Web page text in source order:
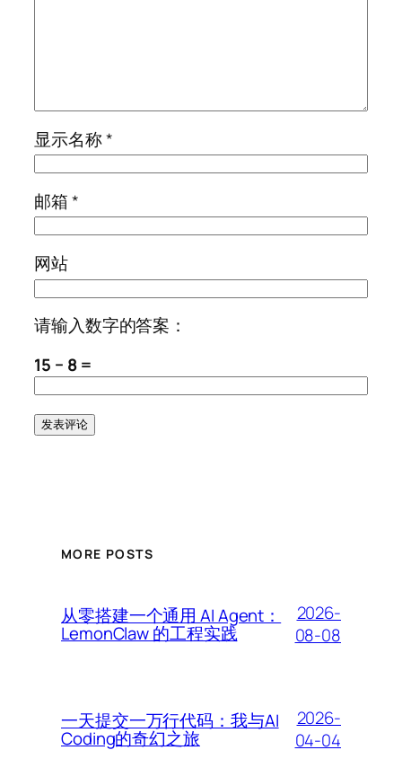
显示名称*
邮箱*
网站
请输入数字的答案：
15 − 8 =
MORE POSTS
从零搭建一个通用 AI Agent：
LemonClaw 的工程实践
2026-
08-08
一天提交一万行代码：我与AI
Coding的奇幻之旅
2026-
04-04